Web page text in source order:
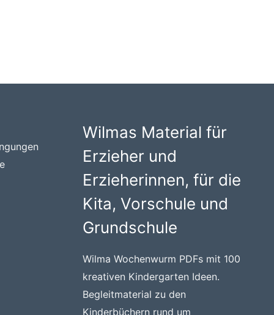
Wilmas Material für
Erzieher und
Erzieherinnen, für die
Kita, Vorschule und
Grundschule
Wilma Wochenwurm PDFs mit 100
kreativen Kindergarten Ideen.
Begleitmaterial zu den
Kinderbüchern rund um